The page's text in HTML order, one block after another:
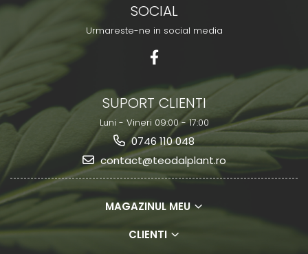
SOCIAL
Urmareste-ne in social media
SUPORT CLIENTI
Luni - Vineri 09:00 - 17:00
0746 110 048
contact@teodalplant.ro
MAGAZINUL MEU
CLIENTI